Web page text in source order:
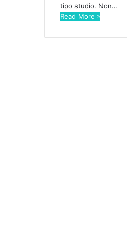
tipo studio. Non…
Read More »